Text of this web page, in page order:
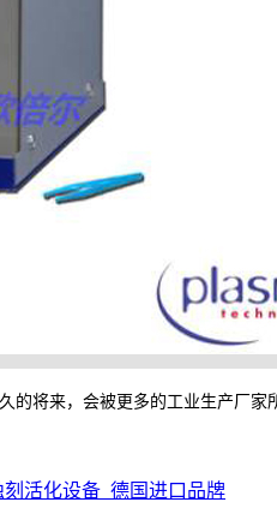
将来，会被更多的工业生产厂家
活化设备_德国进口品牌